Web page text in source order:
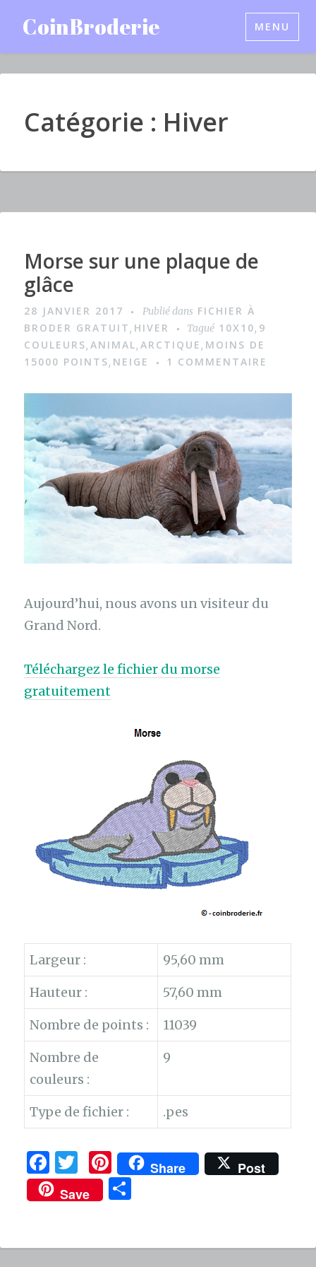
contenu
principal
CoinBroderie MENU
Catégorie : Hiver
I
m
a
g
e
Morse sur une plaque de
glâce
28 JANVIER 2017 Publié dans FICHIER À
BRODER GRATUIT, HIVER Tagué 10X10, 9
COULEURS,ANIMAL,ARCTIQUE, MOINS DE
15000 POINTS, NEIGE 1 COMMENTAIRE
Aujourd’hui, nous avons un visiteur du
Grand Nord.
Téléchargez le fichier du morse
gratuitement
Largeur :
95,60 mm
Hauteur :
57,60 mm
Nombre de points :
11039
Nombre de
couleurs :
9
Type de fichier : .pes
F
a
c
b
T
w
it
r
Pi
n
te
st
Share
Post
Save
g